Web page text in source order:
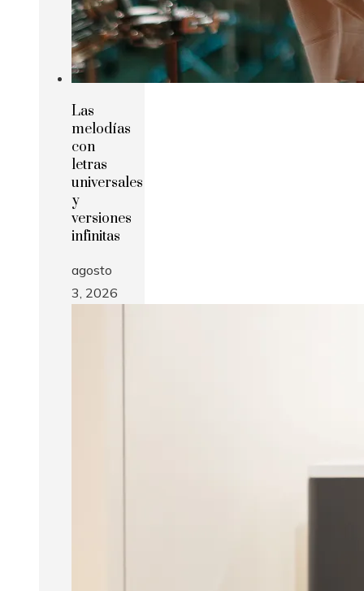
Las
melodías
con
letras
universales
y
versiones
infinitas
agosto
3, 2026